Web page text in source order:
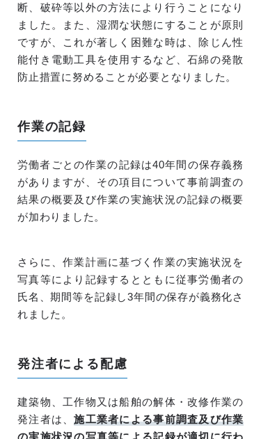
断、破砕等以外の方法により行うことになり
ました。また、湿潤な状態にすることが原則
ですが、これが著しく困難な時は、除じん性
能付き電動工具を使用するなど、石綿の発散
防止措置に努めることが必要となりました。
作業の記録
労働者ごとの作業の記録は40年間の保存義務
がありますが、その項目について事前調査の
結果の概要及び作業の実施状況の記録の概要
が加わりました。
さらに、作業計画に基づく作業の実施状況を
写真等により記録するとともに従事労働者の
氏名、期間等を記録し3年間の保存が義務化さ
れました。
発注者による配慮
建築物、工作物又は船舶の解体・改修作業の
発注者は、施工業者による事前調査及び作業
の実施状況の写真等による記録が適切に行わ